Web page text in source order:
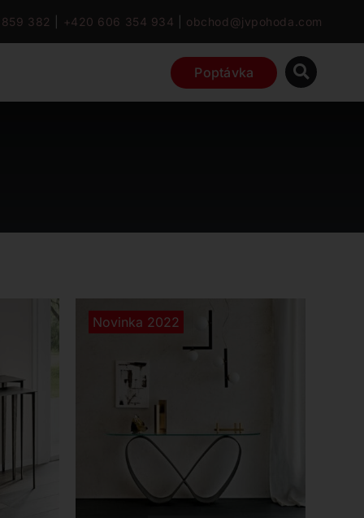
382 +420 606 354 934 obchod@jvpohoda.com
Poptávka
Novinka 2022